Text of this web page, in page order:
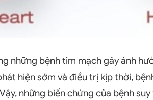
những bệnh tim mạch gây ảnh
hiện sớm và điều trị kịp thời,
những biến chứng của bệnh